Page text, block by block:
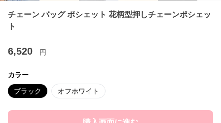
チェーン バッグ ポシェット 花柄型押しチェーンポシェッ
ト
6,520 円
カラー
ブラック オフホワイト